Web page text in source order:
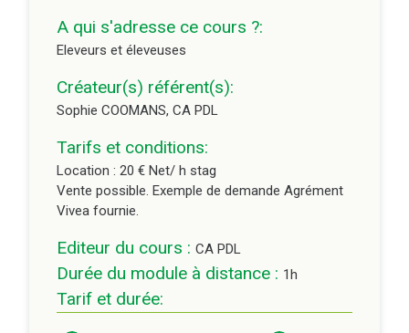
A qui s'adresse ce cours ?:
Eleveurs et éleveuses
Créateur(s) référent(s):
Sophie COOMANS, CA PDL
Tarifs et conditions:
Location : 20 € Net/ h stag
Vente possible. Exemple de demande Agrément
Vivea fournie.
Editeur du cours : CA PDL
Durée du module à distance : 1h
Tarif et durée: